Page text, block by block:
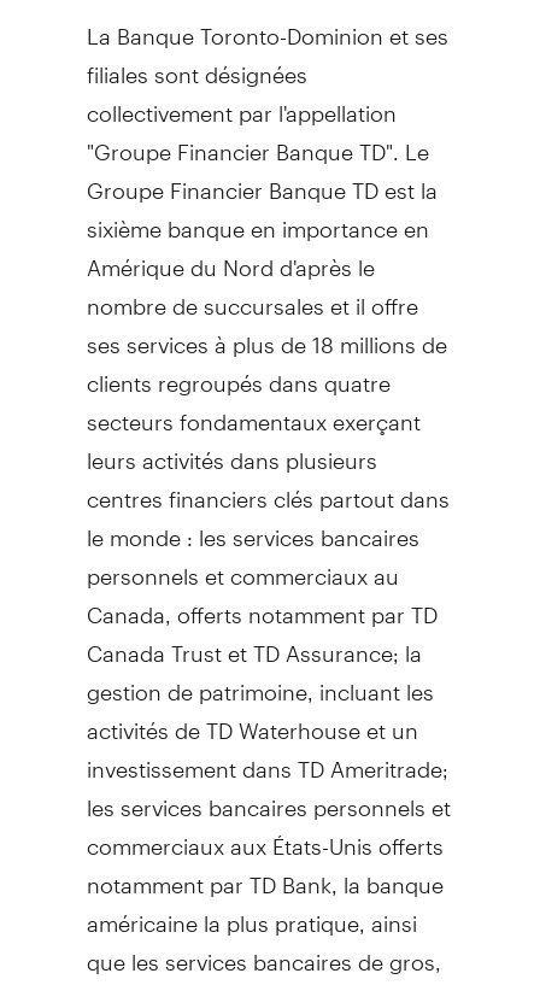
La Banque Toronto-Dominion et ses
filiales sont désignées
collectivement par l'appellation
"Groupe Financier Banque TD". Le
Groupe Financier Banque TD est la
sixième banque en importance en
Amérique du Nord d'après le
nombre de succursales et il offre
ses services à plus de 18 millions de
clients regroupés dans quatre
secteurs fondamentaux exerçant
leurs activités dans plusieurs
centres financiers clés partout dans
le monde : les services bancaires
personnels et commerciaux au
Canada, offerts notamment par TD
Canada Trust et TD Assurance; la
gestion de patrimoine, incluant les
activités de TD Waterhouse et un
investissement dans TD Ameritrade;
les services bancaires personnels et
commerciaux aux États-Unis offerts
notamment par TD Bank, la banque
américaine la plus pratique, ainsi
que les services bancaires de gros,